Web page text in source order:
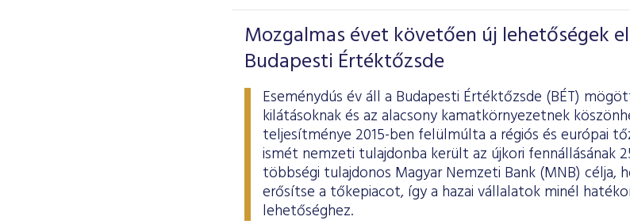
Mozgalmas évet követően új lehetőségek
Budapesti Értéktőzsde
Eseménydús év áll a Budapesti Értéktőzsde (BÉT)
kilátásoknak és az alacsony kamatkörnyezetnek
teljesítménye 2015-ben felülmúlta a régiós és európai
ismét nemzeti tulajdonba került az újkori fennállásának
többségi tulajdonos Magyar Nemzeti Bank (MNB) célja,
erősítse a tőkepiacot, így a hazai vállalatok minél
lehetőséghez.